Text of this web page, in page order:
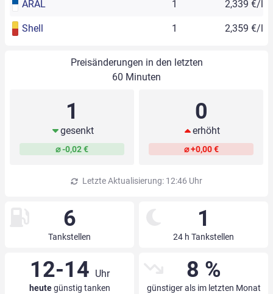
ARAL 1 2,339 €/l
Shell 1 2,359 €/l
Preisänderungen in den letzten
60 Minuten
1
gesenkt
⌀ -0,02 €
0
erhöht
⌀ +0,00 €
Letzte Aktualisierung: 12:46 Uhr
6
Tankstellen
1
24 h Tankstellen
12-14 Uhr
heutegünstig tanken
8 %
günstiger als im letzten Monat